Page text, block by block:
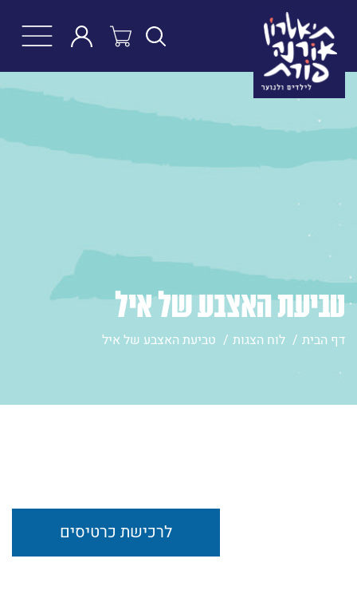
טביעת האצבע של איל
דף הבית לוח הצגות טביעת האצבע של איל
לרכישת כרטיסים